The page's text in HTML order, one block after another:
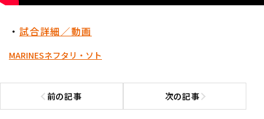
・ 試合詳細／動画
MARINESネフタリ・ソト
前の記事
前の記事へ 次の記事次の記事へ